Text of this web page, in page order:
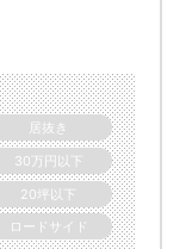
居抜き
30万円以下
20坪以下
ロードサイド